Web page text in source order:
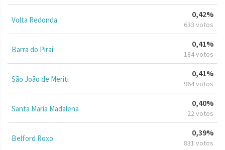
Volta Redonda
0,42%
633 votos
Barra do Piraí
0,41%
184 votos
São João de Meriti
0,41%
964 votos
Santa Maria Madalena
0,40%
22 votos
Belford Roxo
0,39%
831 votos